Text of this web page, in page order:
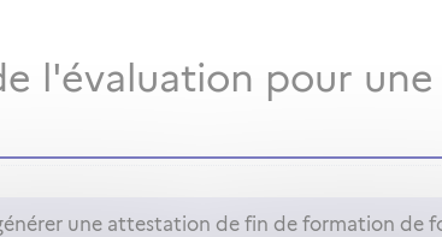
l'évaluation pour
une attestation de fin de formation de